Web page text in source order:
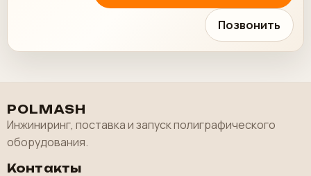
Позвонить
POLMASH
Инжиниринг, поставка и запуск полиграфического
оборудования.
Контакты